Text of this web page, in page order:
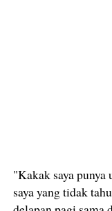
"Kakak saya punya
saya yang tidak